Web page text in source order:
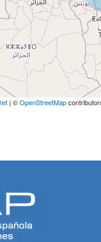
| ©OpenStreetMap